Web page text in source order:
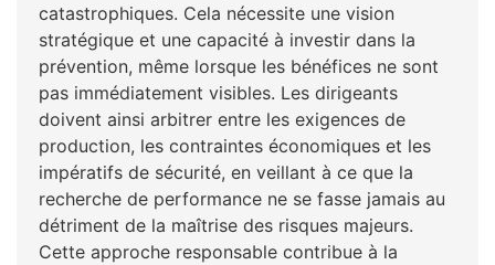
catastrophiques. Cela nécessite une vision
stratégique et une capacité à investir dans la
prévention, même lorsque les bénéfices ne sont
pas immédiatement visibles. Les dirigeants
doivent ainsi arbitrer entre les exigences de
production, les contraintes économiques et les
impératifs de sécurité, en veillant à ce que la
recherche de performance ne se fasse jamais au
détriment de la maîtrise des risques majeurs.
Cette approche responsable contribue à la